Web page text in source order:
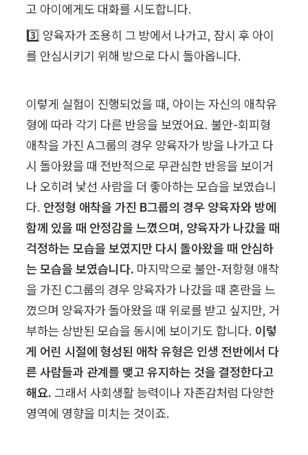
고 아이에게도 대화를 시도합니다.
3️⃣ 양육자가 조용히 그 방에서 나가고, 잠시 후 아이
를 안심시키기 위해 방으로 다시 돌아옵니다.
이렇게 실험이 진행되었을 때, 아이는 자신의 애착유
형에 따라 각기 다른 반응을 보였어요. 불안-회피형
애착을 가진 A그룹의 경우 양육자가 방을 나가고 다
시 돌아왔을 때 전반적으로 무관심한 반응을 보이거
나 오히려 낯선 사람을 더 좋아하는 모습을 보였습니
다. 안정형 애착을 가진 B그룹의 경우 양육자와 방에
함께 있을 때 안정감을 느꼈으며, 양육자가 나갔을 때
걱정하는 모습을 보였지만 다시 돌아왔을 때 안심하
는 모습을 보였습니다. 마지막으로 불안-저항형 애착
을 가진 C그룹의 경우 양육자가 나갔을 때 혼란을 느
꼈으며 양육자가 돌아왔을 때 위로를 받고 싶지만, 거
부하는 상반된 모습을 동시에 보이기도 합니다. 이렇
게 어린 시절에 형성된 애착 유형은 인생 전반에서 다
른 사람들과 관계를 맺고 유지하는 것을 결정한다고
해요. 그래서 사회생활 능력이나 자존감처럼 다양한
영역에 영향을 미치는 것이죠.